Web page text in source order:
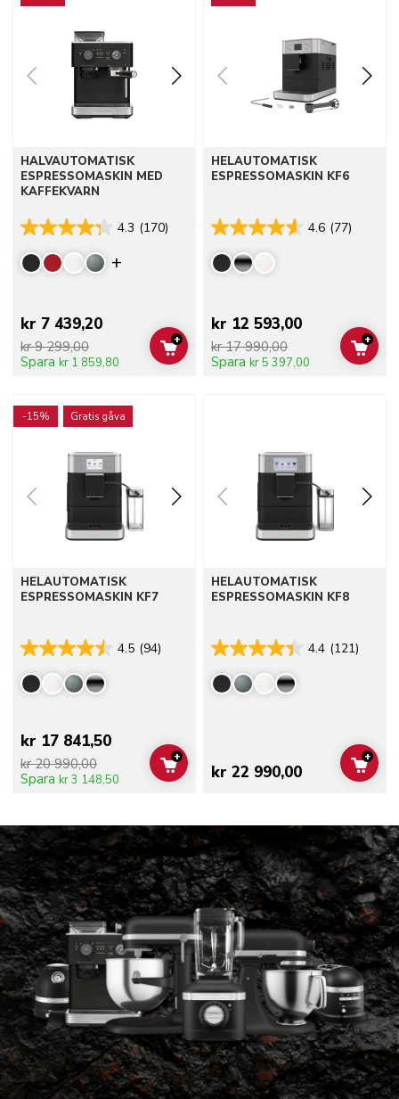
HALVAUTOMATISK
ESPRESSOMASKIN MED
KAFFEKVARN
4.3 (170)
Display more colors
kr 7 439,20
kr 9 299,00
Spara kr 1 859,80
ADD TO CART
+
HELAUTOMATISK
ESPRESSOMASKIN KF6
4.6 (77)
kr 12 593,00
kr 17 990,00
Spara kr 5 397,00
ADD
+
-15% Gratis gåva
HELAUTOMATISK
ESPRESSOMASKIN KF7
4.5 (94)
kr 17 841,50
kr 20 990,00
Spara kr 3 148,50
ADD TO CART
+
HELAUTOMATISK
ESPRESSOMASKIN KF8
4.4 (121)
kr 22 990,00 ADD
+